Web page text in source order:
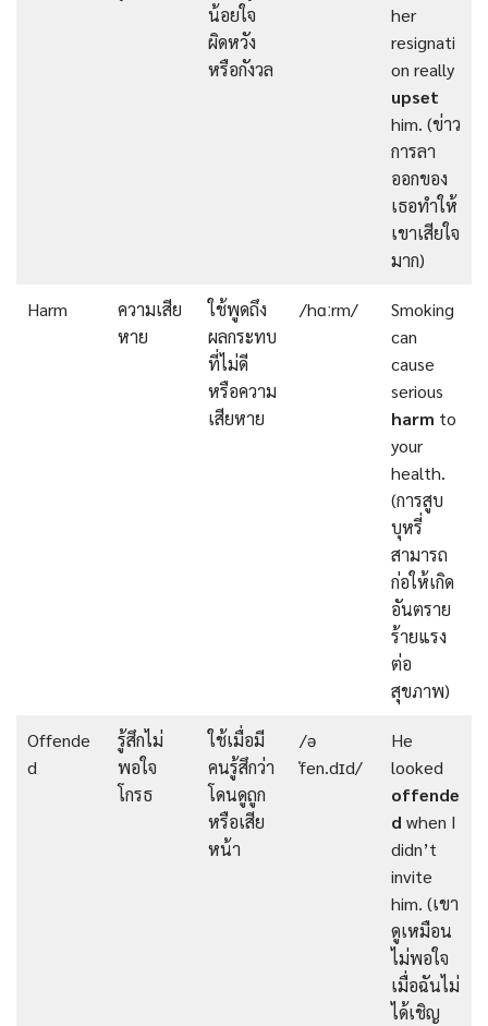
น้อยใจ
ผิดหวัง
หรือกังวล
her
resignati
on really
upset
him. (ข่าว
การลา
ออกของ
เธอทำให้
เขาเสียใจ
มาก)
Harm
ความเสีย
หาย
ใช้พูดถึง
ผลกระทบ
ที่ไม่ดี
หรือความ
เสียหาย
/hɑːrm/
Smoking
can
cause
serious
harm to
your
health.
(การสูบ
บุหรี่
สามารถ
ก่อให้เกิด
อันตราย
ร้ายแรง
ต่อ
สุขภาพ)
Offende
d
รู้สึกไม่
พอใจ
โกรธ
ใช้เมื่อมี
คนรู้สึกว่า
โดนดูถูก
หรือเสีย
หน้า
/ə
ˈfen.dɪd/
He
looked
offende
d when I
didn’t
invite
him. (เขา
ดูเหมือน
ไม่พอใจ
เมื่อฉันไม่
ได้เชิญ